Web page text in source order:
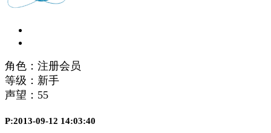
角色：注册会员
等级：新手
声望： 55
P:2013-09-12 14:03:40